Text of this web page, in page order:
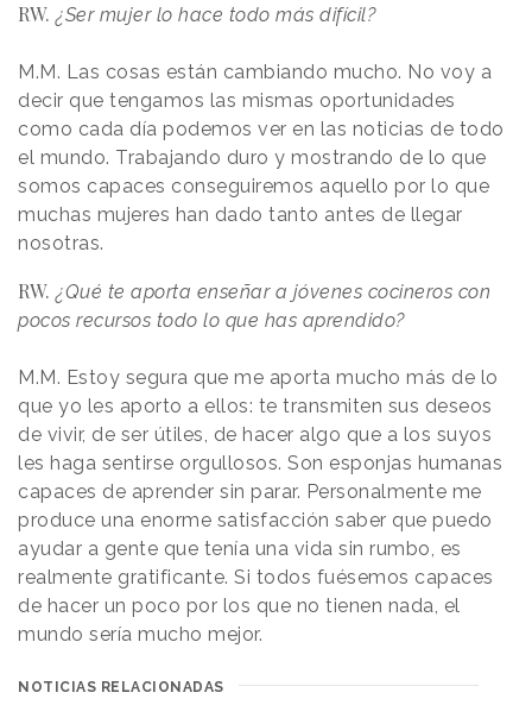
RW. ¿Ser mujer lo hace todo más difícil?
M.M. Las cosas están cambiando mucho. No voy a
decir que tengamos las mismas oportunidades
como cada día podemos ver en las noticias de todo
el mundo. Trabajando duro y mostrando de lo que
somos capaces conseguiremos aquello por lo que
muchas mujeres han dado tanto antes de llegar
nosotras.
RW. ¿Qué te aporta enseñar a jóvenes cocineros con
pocos recursos todo lo que has aprendido?
M.M. Estoy segura que me aporta mucho más de lo
que yo les aporto a ellos: te transmiten sus deseos
de vivir, de ser útiles, de hacer algo que a los suyos
les haga sentirse orgullosos. Son esponjas humanas
capaces de aprender sin parar. Personalmente me
produce una enorme satisfacción saber que puedo
ayudar a gente que tenía una vida sin rumbo, es
realmente gratificante. Si todos fuésemos capaces
de hacer un poco por los que no tienen nada, el
mundo sería mucho mejor.
NOTICIAS RELACIONADAS